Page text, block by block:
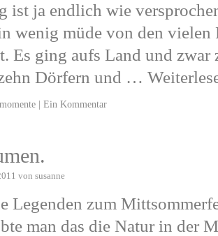
ist ja endlich wie
wenig müde von den vielen
Es ging aufs Land und
Dörfern und …
momente | Ein Kommentar
von susanne
Legenden zum
man das die Natur in der